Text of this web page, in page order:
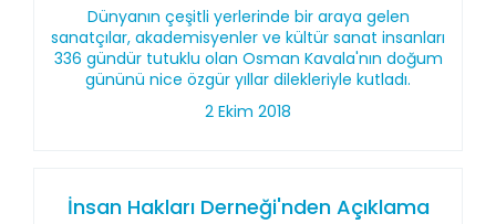
Dünyanın çeşitli yerlerinde bir araya gelen
sanatçılar, akademisyenler ve kültür sanat insanları
336 gündür tutuklu olan Osman Kavala'nın doğum
gününü nice özgür yıllar dilekleriyle kutladı.
2 Ekim 2018
İnsan Hakları Derneği'nden Açıklama